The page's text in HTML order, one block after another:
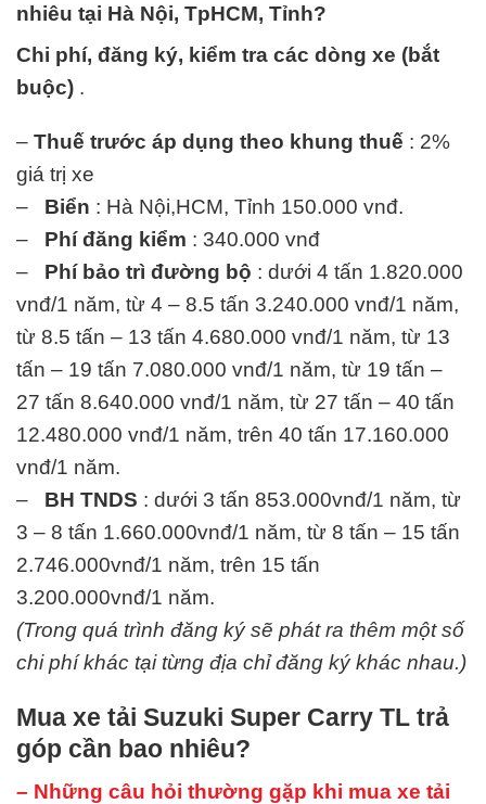
nhiêu tại Hà Nội, TpHCM, Tỉnh?
Chi phí, đăng ký, kiểm tra các dòng xe (bắt
buộc) .
– Thuế trước áp dụng theo khung thuế : 2%
giá trị xe
– Biển : Hà Nội,HCM, Tỉnh 150.000 vnđ.
– Phí đăng kiểm : 340.000 vnđ
– Phí bảo trì đường bộ : dưới 4 tấn 1.820.000
vnđ/1 năm, từ 4 – 8.5 tấn 3.240.000 vnđ/1 năm,
từ 8.5 tấn – 13 tấn 4.680.000 vnđ/1 năm, từ 13
tấn – 19 tấn 7.080.000 vnđ/1 năm, từ 19 tấn –
27 tấn 8.640.000 vnđ/1 năm, từ 27 tấn – 40 tấn
12.480.000 vnđ/1 năm, trên 40 tấn 17.160.000
vnđ/1 năm.
– BH TNDS : dưới 3 tấn 853.000vnđ/1 năm, từ
3 – 8 tấn 1.660.000vnđ/1 năm, từ 8 tấn – 15 tấn
2.746.000vnđ/1 năm, trên 15 tấn
3.200.000vnđ/1 năm.
(Trong quá trình đăng ký sẽ phát ra thêm một số
chi phí khác tại từng địa chỉ đăng ký khác nhau.)
Mua xe tải Suzuki Super Carry TL trả
góp cần bao nhiêu?
– Những câu hỏi thường gặp khi mua xe tải